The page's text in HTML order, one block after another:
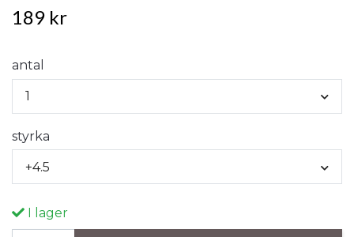
189 kr
antal
1
styrka
+4.5
I lager